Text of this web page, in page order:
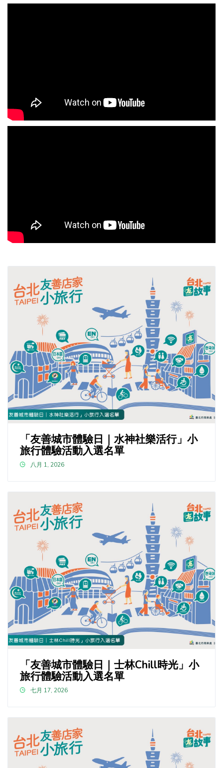
「友善城市體驗日｜水神社樂活行」小
旅行體驗活動入選名單
八月 1, 2026
「友善城市體驗日｜士林Chill時光」小
旅行體驗活動入選名單
七月 17, 2026